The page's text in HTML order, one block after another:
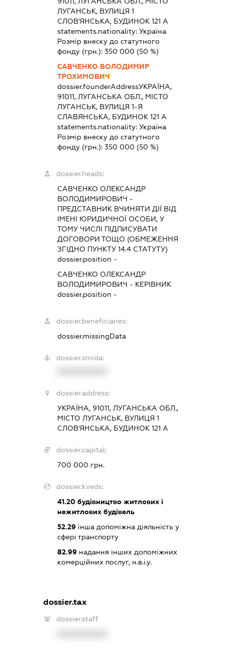
ЛУГАНСЬК, ВУЛИЦЯ 1
СЛОВ'ЯНСЬКА, БУДИНОК 121 А
statements.nationality:Україна
Розмір внеску до статутного
фонду (грн.):350 000 (50 %)
САВЧЕНКО ВОЛОДИМИР
ТРОХИМОВИЧ
dossier.founderAddressУКРАЇНА,
91011, ЛУГАНСЬКА ОБЛ., МІСТО
ЛУГАНСЬК, ВУЛИЦЯ 1-Я
СЛАВЯНСЬКА, БУДИНОК 121 А
statements.nationality:Україна
Розмір внеску до статутного
фонду (грн.):350 000 (50 %)
dossier.heads:
САВЧЕНКО ОЛЕКСАНДР
ВОЛОДИМИРОВИЧ -
ПРЕДСТАВНИК ВЧИНЯТИ ДІЇ ВІД
ІМЕНІ ЮРИДИЧНОЇ ОСОБИ, У
ТОМУ ЧИСЛІ ПІДПИСУВАТИ
ДОГОВОРИ ТОЩО (ОБМЕЖЕННЯ
ЗГІДНО ПУНКТУ 14.4 СТАТУТУ)
dossier.position -
САВЧЕНКО ОЛЕКСАНДР
ВОЛОДИМИРОВИЧ - КЕРІВНИК
dossier.position -
dossier.beneficiaries:
dossier.missingData
dossier.smida:
dossier.address:
УКРАЇНА, 91011, ЛУГАНСЬКА ОБЛ.,
МІСТО ЛУГАНСЬК, ВУЛИЦЯ 1
СЛОВ'ЯНСЬКА, БУДИНОК 121 А
dossier.capital:
700 000 грн.
dossier.kveds:
41.20 будівництво житлових і
нежитлових будівель
52.29 інша допоміжна діяльність у
сфері транспорту
82.99 надання інших допоміжних
комерційних послуг, н.в.і.у.
dossier.tax
dossier.staff